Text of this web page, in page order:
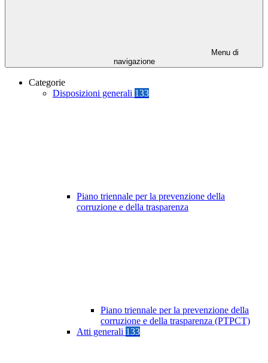
Menu di
navigazione
Categorie
Disposizioni generali 133
Piano triennale per la prevenzione della
corruzione e della trasparenza
Piano triennale per la prevenzione della
corruzione e della trasparenza (PTPCT)
Atti generali 133